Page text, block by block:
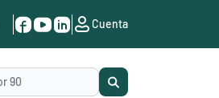
Cuenta